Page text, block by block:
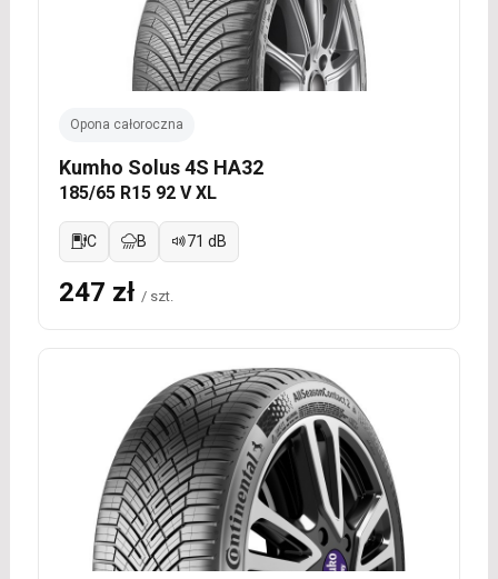
Opona całoroczna
Kumho Solus 4S HA32
185/65 R15 92 V XL
C B 71 dB
247 zł / szt.